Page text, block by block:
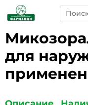
для
ПРЕДСТАВЬТЕСЬ*